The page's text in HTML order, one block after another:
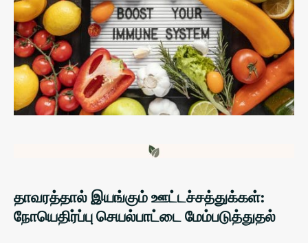
தாவரத்தால் இயங்கும் ஊட்டச்சத்துக்கள்:
நோயெதிர்ப்பு செயல்பாட்டை மேம்படுத்துதல்